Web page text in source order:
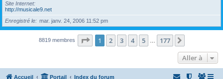
Site Internet
http://musicale9.net
Enregistré le
mar. janv. 24, 2006 11:52 pm
8819 membres Page 1sur177
1 2 3 4 5 177
Aller à
Accueil Portail Index du forum